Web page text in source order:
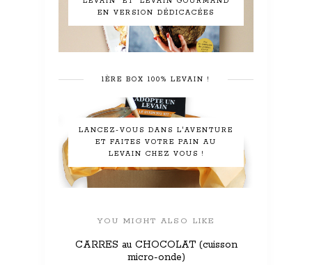
EN VERSION DÉDICACÉES
1ÈRE BOX 100% LEVAIN !
LANCEZ-VOUS DANS L'AVENTURE
ET FAITES VOTRE PAIN AU
LEVAIN CHEZ VOUS !
YOU MIGHT ALSO LIKE
CARRES au CHOCOLAT (cuisson
micro-onde)